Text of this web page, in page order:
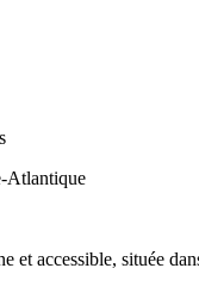
Atlantique
et accessible, située